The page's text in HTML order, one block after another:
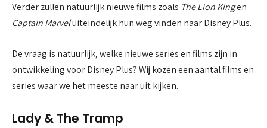
Verder zullen natuurlijk nieuwe films zoals The Lion Kingen
Captain Marveluiteindelijk hun weg vinden naar Disney Plus.
De vraag is natuurlijk, welke nieuwe series en films zijn in
ontwikkeling voor Disney Plus? Wij kozen een aantal films en
series waar we het meeste naar uit kijken.
Lady & The Tramp